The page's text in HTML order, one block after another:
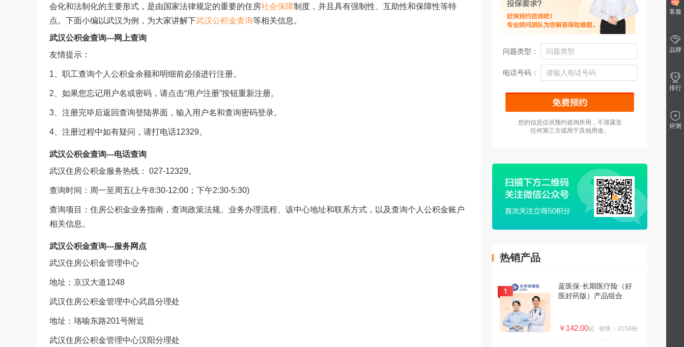
会化和法制化的主要形式，是由国家法律规定的重要的住房社会保障制度，并且具有强制性、互助性和保障性等特
点。下面小编以武汉为例，为大家讲解下武汉公积金查询等相关信息。
武汉公积金查询---网上查询
友情提示：
1、职工查询个人公积金余额和明细前必须进行注册。
2、如果您忘记用户名或密码，请点击“用户注册”按钮重新注册。
3、注册完毕后返回查询登陆界面，输入用户名和查询密码登录。
4、注册过程中如有疑问，请打电话12329。
武汉公积金查询---电话查询
武汉住房公积金服务热线： 027-12329。
查询时间：周一至周五(上午8:30-12:00；下午2:30-5:30)
查询项目：住房公积金业务指南，查询政策法规、业务办理流程、该中心地址和联系方式，以及查询个人公积金账户
相关信息。
武汉公积金查询---服务网点
武汉住房公积金管理中心
地址：京汉大道1248
武汉住房公积金管理中心武昌分理处
地址：珞喻东路201号附近
武汉住房公积金管理中心汉阳分理处
问题类型：
电话号码：
您的信息仅供预约咨询所用，不泄露至
任何第三方或用于其他用途。
热销产品
蓝医保·长期医疗险（好
医好药版）产品组合
￥142.00起 销售：3158份
客服
品牌
排行
评测